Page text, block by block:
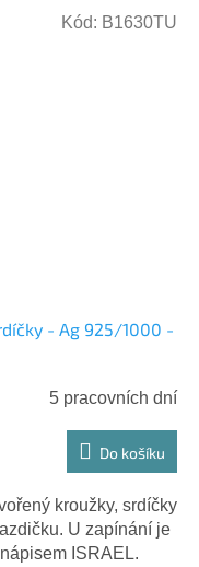
- Ag 925/1000 -
5 pracovních dní
Do košíku
kroužky, srdíčky
U zapínání je
ISRAEL.
Kód: B1630TU